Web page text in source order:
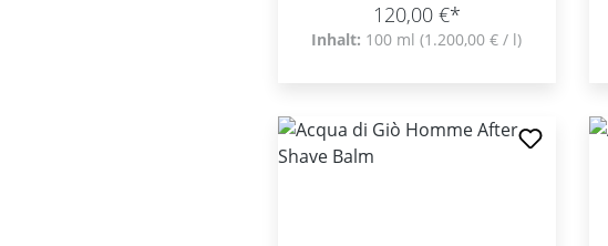
120,00 €*
Inhalt: 100 ml(1.200,00 € / l)